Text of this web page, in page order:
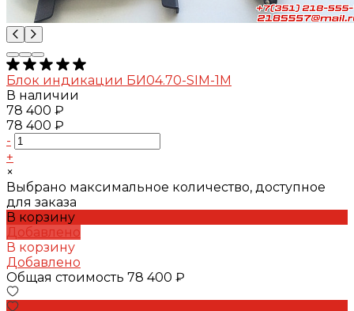
Блок индикации БИ04.70-SIM-1M
В наличии
78 400 ₽
78 400 ₽
-
+
×
Выбрано максимальное количество, доступное
для заказа
В корзину
Добавлено
В корзину
Добавлено
Общая стоимость 78 400 ₽